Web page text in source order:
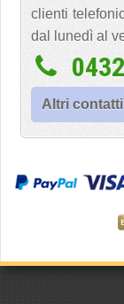
clienti
dal lunedì al
Altri contatti